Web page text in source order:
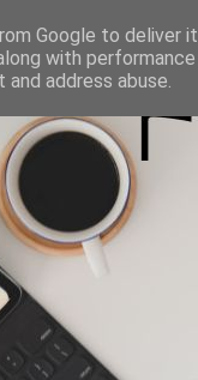
Google to deliver
with
address abuse.